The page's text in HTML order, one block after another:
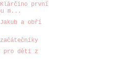
první
m...
a obří
pro děti z